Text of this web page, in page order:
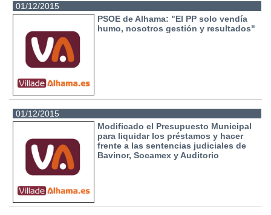
01/12/2015
PSOE de Alhama: "El PP solo vendía
humo, nosotros gestión y resultados"
01/12/2015
Modificado el Presupuesto Municipal
para liquidar los préstamos y hacer
frente a las sentencias judiciales de
Bavinor, Socamex y Auditorio